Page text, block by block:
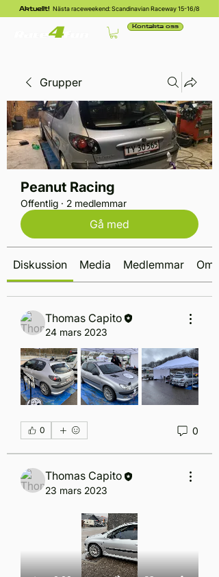
Aktuellt! Nästa raceweekend: Scandinavian Raceway 15-16/8
Kontakta oss
Grupper
Peanut Racing
Offentlig · 2 medlemmar
Gå med
Diskussion Media Medlemmar Om
Thomas Capito
24 mars 2023
0 0
Thomas Capito
23 mars 2023